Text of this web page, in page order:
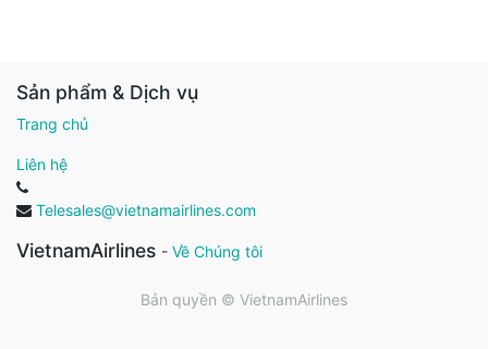
Sản phẩm & Dịch vụ
Trang chủ
Liên hệ
Telesales@vietnamairlines.com
VietnamAirlines - Về Chúng tôi
Bản quyền © VietnamAirlines